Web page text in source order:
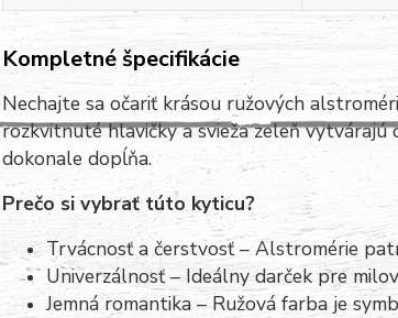
Kompletné špecifikácie
Nechajte sa očariť krásou ružových
rozkvitnuté hlavičky a svieža zeleň
dokonale dopĺňa.
Prečo si vybrať túto kyticu?
Trvácnosť a čerstvosť – Alstromérie
Univerzálnosť – Ideálny darček pre
Jemná romantika – Ružová farba je